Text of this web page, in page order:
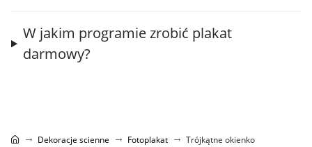
W jakim programie zrobić plakat
darmowy?
Dekoracje scienne Fotoplakat Trójkątne okienko